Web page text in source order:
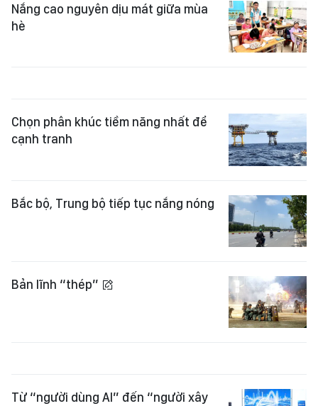
Nắng cao nguyên dịu mát giữa mùa
hè
Chọn phân khúc tiềm năng nhất để
cạnh tranh
Bắc bộ, Trung bộ tiếp tục nắng nóng
Bản lĩnh “thép”
Từ “người dùng AI” đến “người xây